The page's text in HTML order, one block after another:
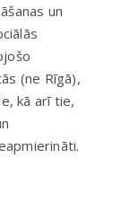
un
(ne Rīgā),
kā arī tie,